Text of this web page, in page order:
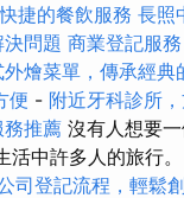
捷的餐飲服務 長照
問題 商業登記服
外燴菜單，傳承經典
便 - 附近牙科診所
推薦 沒有人想要
活中許多人的旅行
司登記流程，輕鬆